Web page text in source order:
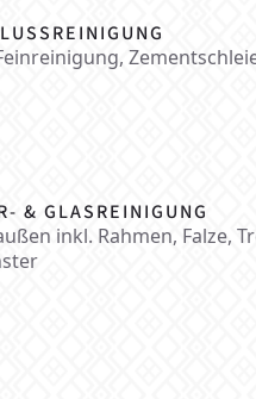
& GLASREINIGUNG
inkl. Rahmen, Falze,